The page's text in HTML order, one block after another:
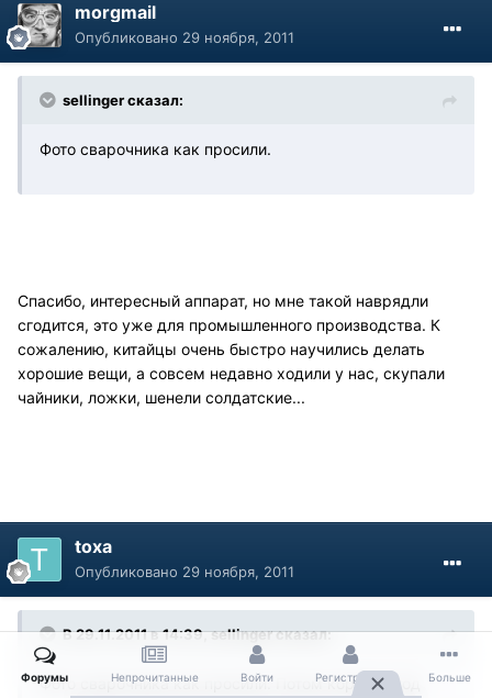
morgmail
Опубликовано 29 ноября, 2011
sellinger сказал:
Фото сварочника как просили.
Спасибо, интересный аппарат, но мне такой наврядли
сгодится, это уже для промышленного производства. К
сожалению, китайцы очень быстро научились делать
хорошие вещи, а совсем недавно ходили у нас, скупали
чайники, ложки, шенели солдатские...
toxa
Опубликовано 29 ноября, 2011
В 29.11.2011 в 14:39, sellinger сказал:
Фото сварочника как просили. Потом корзина под
Форумы Непрочитанные Войти Регистрация Больше